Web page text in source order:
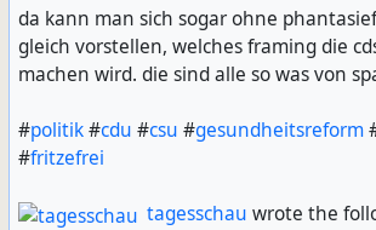
da kann man sich sogar ohne
gleich vorstellen, welches framing die
machen wird. die sind alle so was von
#politik#cdu #csu #gesundheitsreform
#fritzefrei
tagesschau wrote the